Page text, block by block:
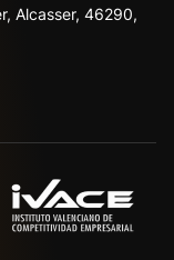
Alcasser, 46290,